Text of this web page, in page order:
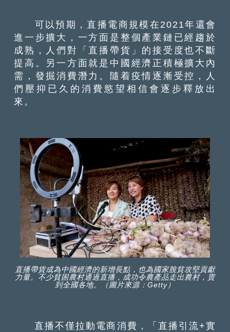
可以預期，直播電商規模在2021年還會
進一步擴大，一方面是整個產業鏈已經趨於
成熟，人們對「直播帶貨」的接受度也不斷
提高。另一方面就是中國經濟正積極擴大內
需，發掘消費潛力。隨着疫情逐漸受控，人
們壓抑已久的消費慾望相信會逐步釋放出
來。
直播帶貨成為中國經濟的新增長點，也為國家脫貧攻堅貢獻
力量。不少貧困農村通過直播，成功令農產品走出農村，賣
到全國各地。（圖片來源：Getty）
直播不僅拉動電商消費，「直播引流+實